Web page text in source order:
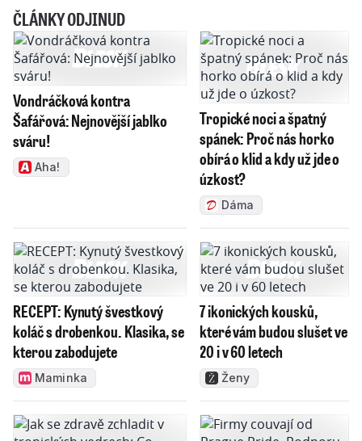
ČLÁNKY ODJINUD
Vondráčková kontra
Šafářová: Nejnovější jablko
sváru!
Aha!
Tropické noci a špatný
spánek: Proč nás horko
obírá o klid a kdy už jde o
úzkost?
Dáma
RECEPT: Kynutý švestkový
koláč s drobenkou. Klasika, se
kterou zabodujete
Maminka
7 ikonických kousků,
které vám budou slušet ve
20 i v 60 letech
Ženy